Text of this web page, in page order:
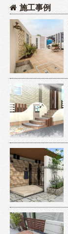
施工事例